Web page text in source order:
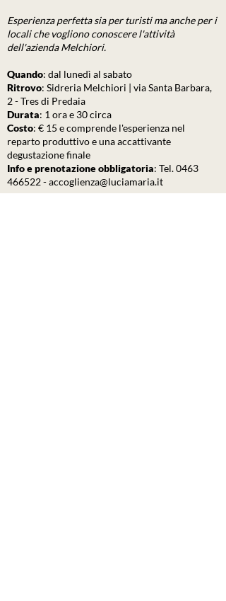
Esperienza perfetta sia per turisti ma anche per i
locali che vogliono conoscere l'attività
dell'azienda Melchiori.
Quando:​ dal lunedì al sabato
Ritrovo: Sidreria Melchiori | via Santa Barbara,
2 - Tres di Predaia
Durata: 1 ora e 30 circa
Costo: € 15 e comprende l'esperienza nel
reparto produttivo e una accattivante
degustazione finale
Info e prenotazione obbligatoria: Tel.0463
466522-accoglienza@luciamaria.it